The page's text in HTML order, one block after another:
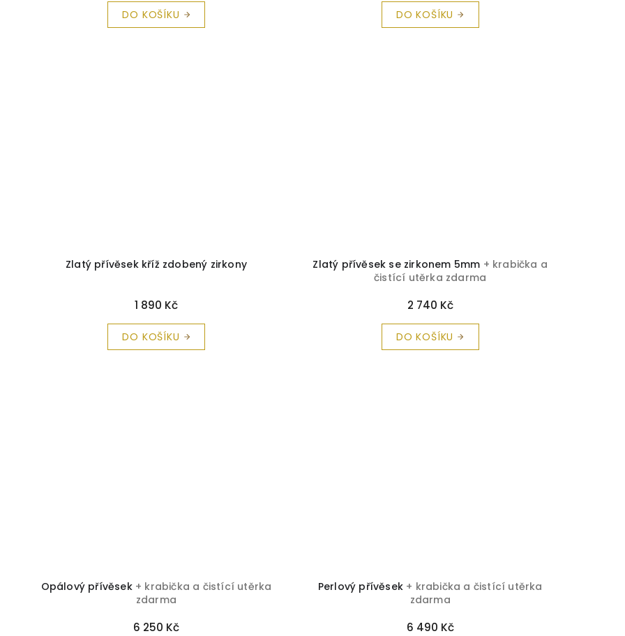
DO KOŠÍKU DO KOŠÍKU
Zlatý přívěsek kříž zdobený zirkony
1 890 Kč
DO KOŠÍKU
Zlatý přívěsek se zirkonem 5mm + krabička a
čistící utěrka zdarma
2 740 Kč
DO KOŠÍKU
Opálový přívěsek + krabička a čistící utěrka
zdarma
6 250 Kč
Perlový přívěsek + krabička a čistící utěrka
zdarma
6 490 Kč